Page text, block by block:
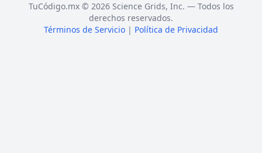
TuCódigo.mx © 2026 Science Grids, Inc. — Todos los
derechos reservados.
Términos de Servicio | Política de Privacidad